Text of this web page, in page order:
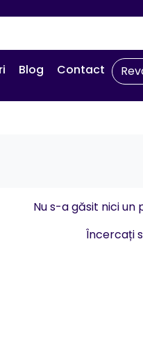
Blog Contact
Nu s-a găsit nici
Încercați